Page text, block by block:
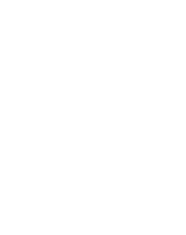
ein-/ausblenden